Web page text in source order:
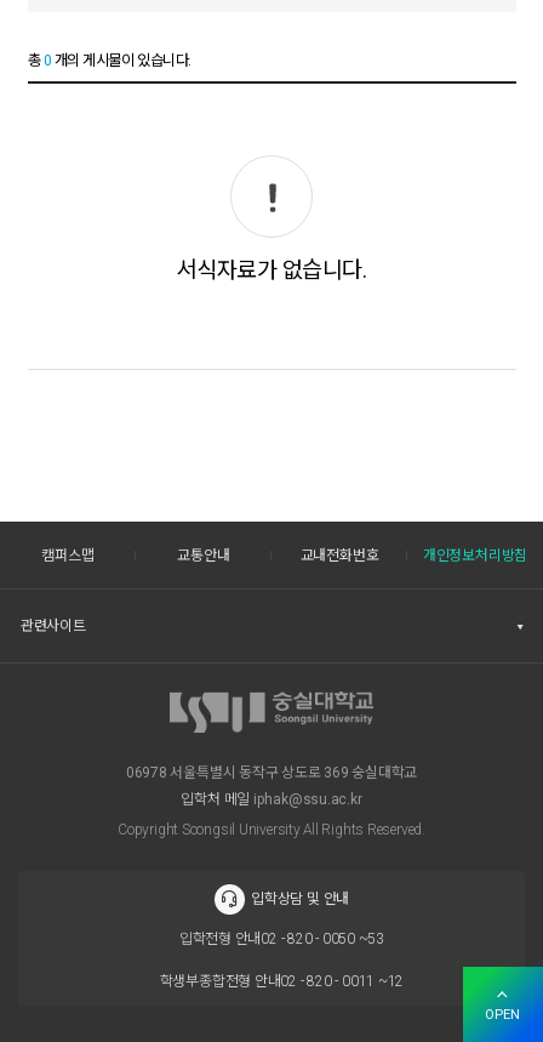
총0 개의 게시물이 있습니다.
서식자료가 없습니다.
캠퍼스맵 교통안내 교내전화번호 개인정보처리방침
관련사이트
06978 서울특별시 동작구 상도로 369 숭실대학교
입학처 메일 iphak@ssu.ac.kr
Copyright Soongsil University All Rights Reserved.
입학상담 및 안내
입학전형 안내 02 - 820 - 0050 ~53
학생부종합전형 안내02 - 820 - 0011 ~12